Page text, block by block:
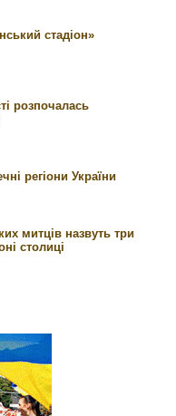
стадіон»
розпочалась
регіони України
митців назвуть три
столиці